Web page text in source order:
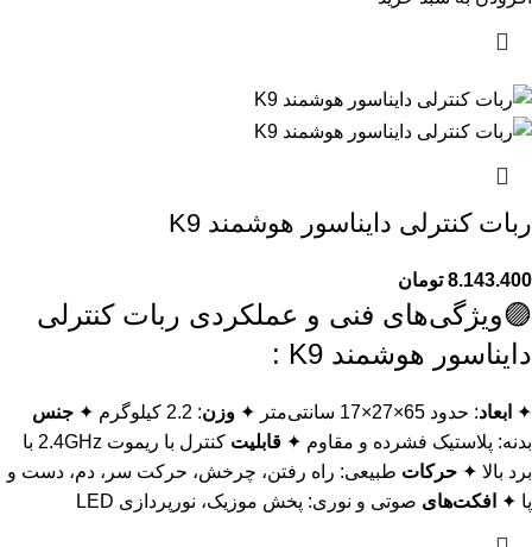
ربات کنترلی دایناسور هوشمند K9
8.143.400 تومان
🟣ویژگی‌های فنی و عملکردی ربات کنترلی
دایناسور هوشمند K9 :
✦ ابعاد: حدود 65×27×17 سانتی‌متر ✦ وزن: 2.2 کیلوگرم ✦
جنس
بدنه: پلاستیک فشرده و مقاوم ✦ قابلیت
کنترل با ریموت 2.4GHz با
برد بالا ✦ حرکات طبیعی: راه رفتن، چرخش، حرکت سر، دم، دست و
پا ✦ افکت‌های صوتی و نوری: پخش موزیک، نورپردازی LED